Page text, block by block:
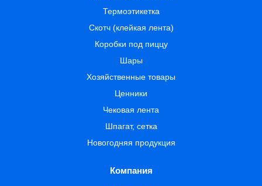
Термоэтикетка
Скотч (клейкая лента)
Коробки под пиццу
Шары
Хозяйственные товары
Ценники
Чековая лента
Шпагат, сетка
Новогодняя продукция
Компания